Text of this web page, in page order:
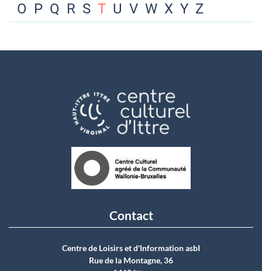
O P Q R S T U V W X Y Z
Contact
Centre de Loisirs et d'Information asbI
Rue de la Montagne, 36